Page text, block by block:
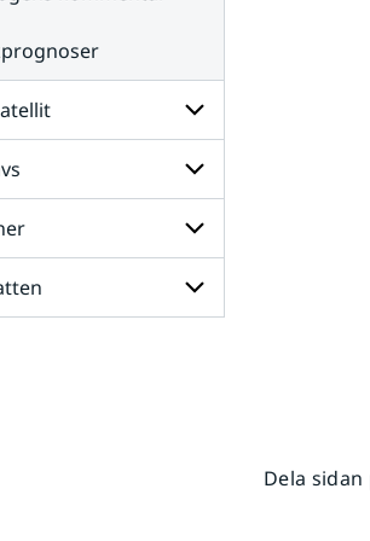
Undersidor
för
Radar
och
satellit
Undersidor
för
Väder
till
havs
Undersidor
för
Dela sidan